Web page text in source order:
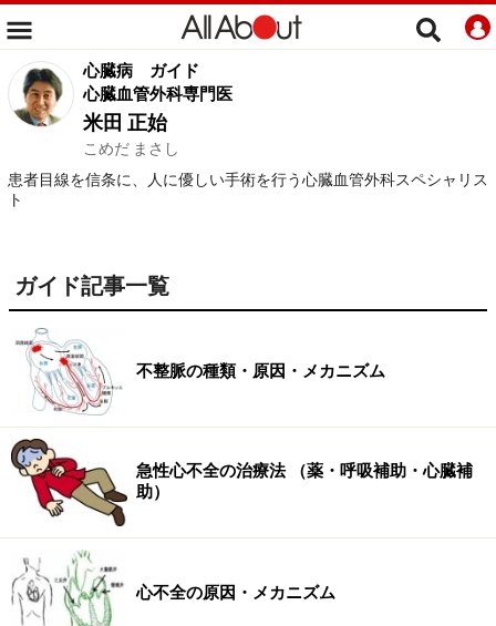
心臓病
ガイド
心臓血管外科専門医
米田 正始
こめだ まさし
患者目線を信条に、人に優しい手術を行う心臓血管外科スペシャリス
ト
ガイド記事一覧
不整脈の種類・原因・メカニズム
急性心不全の治療法 （薬・呼吸補助・心臓補
助）
心不全の原因・メカニズム